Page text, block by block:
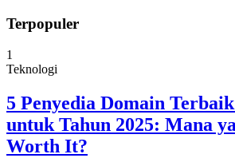
Terpopuler
1
Teknologi
5 Penyedia Domain
untuk Tahun 2025: Mana
Worth It?